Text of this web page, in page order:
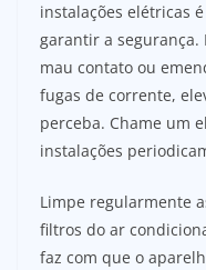
instalações elétricas
garantir a segurança.
mau contato ou
fugas de corrente,
perceba. Chame um
instalações
Limpe regularmente
filtros do ar
faz com que o